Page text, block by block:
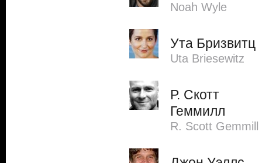
Noah Wyle
Ута Бризвитц
Uta Briesewitz
Р. Скотт
Геммилл
R. Scott Gemmill